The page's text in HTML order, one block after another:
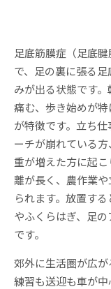
足底筋膜症（足底
で、足の裏に張る
みが出る状態です
痛む、歩き始めが
が特徴です。立ち
ーチが崩れている
重が増えた方に起
離が長く、農作業
られます。放置す
やふくらはぎ、足
です。
郊外に生活圏が広
練習も送迎も車が